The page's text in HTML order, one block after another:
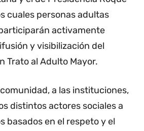
cuales personas adultas
activamente
y visibilización del
Trato al Adulto Mayor.
a las instituciones,
distintos actores sociales a
basados en el respeto y el